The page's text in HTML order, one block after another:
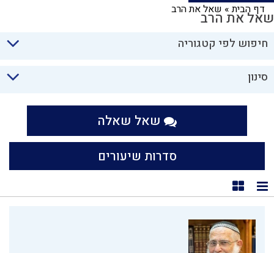
דף הבית» שאל את הרבשאל את הרב
חיפוש לפי קטגוריה
סינון
שאל שאלה
סדרות שיעורים
תצוגת רשימה
תצוגת קוביות